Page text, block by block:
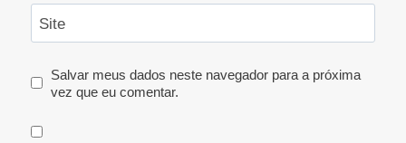
Site
Salvar meus dados neste navegador para a próxima
vez que eu comentar.